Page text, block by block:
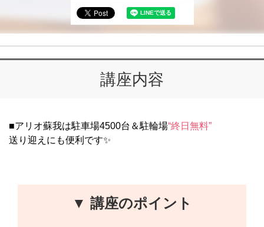
講座内容
■アリオ蘇我は駐車場4500台＆駐輪場“終日無料”
送り迎えにも便利です✨
▼ 講座のポイント